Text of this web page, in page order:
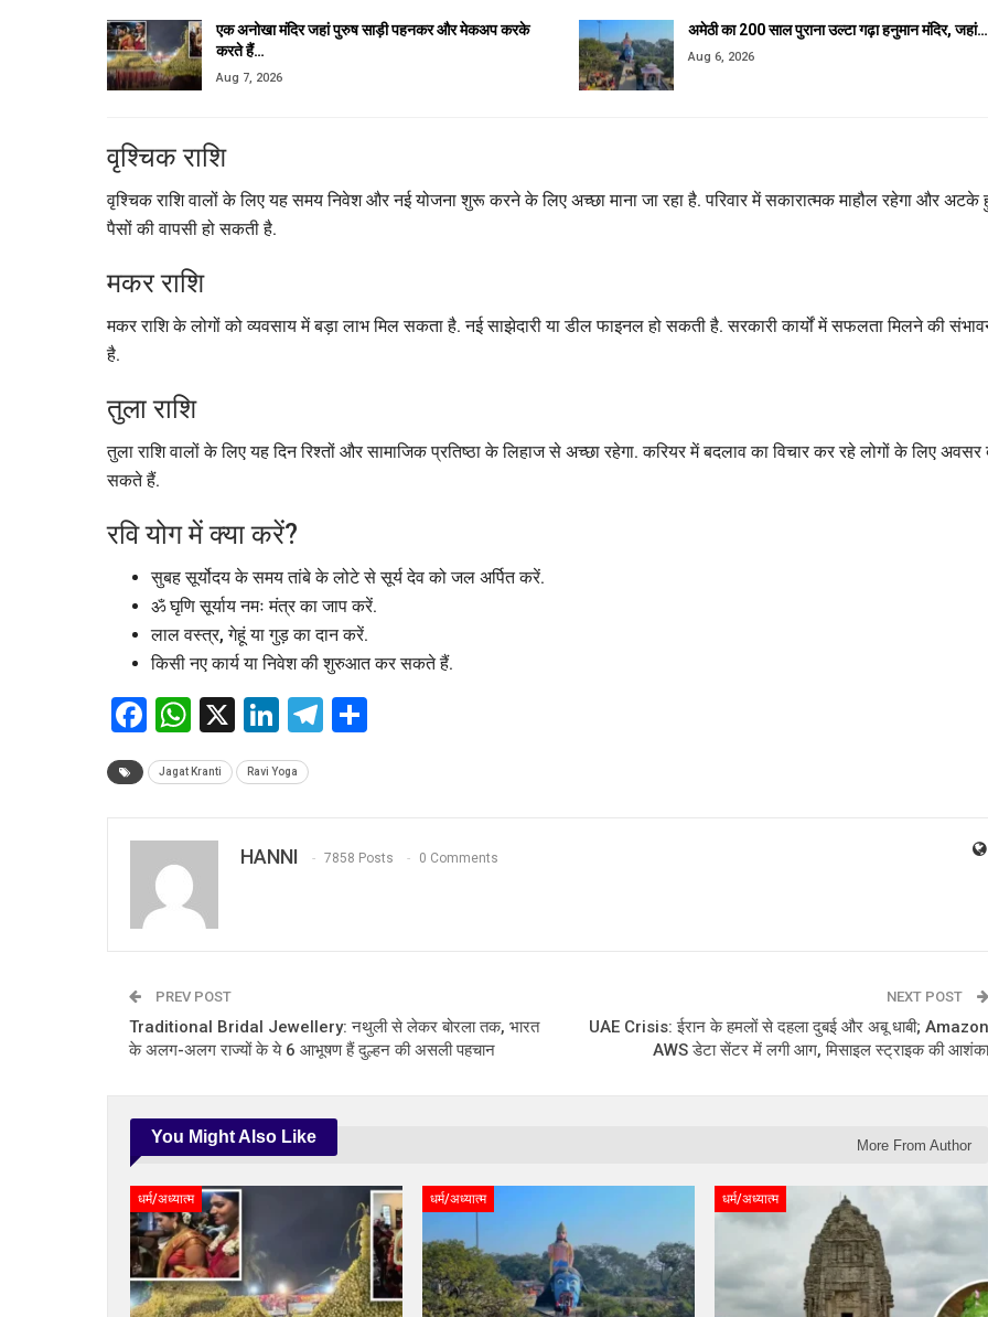
एक अनोखा मंदिर जहां पुरुष साड़ी पहनकर और मेकअप करके
करते हैं…
Aug 7, 2026
अमेठी का 200 साल पुराना उल्टा गढ़ा हनुमान मंदिर, जहां…
Aug 6, 2026
वृश्चिक राशि
वृश्चिक राशि वालों के लिए यह समय निवेश और नई योजना शुरू करने के लिए अच्छा माना जा रहा है. परिवार में सकारात्मक माहौल रहेगा और अटके
पैसों की वापसी हो सकती है.
मकर राशि
मकर राशि के लोगों को व्यवसाय में बड़ा लाभ मिल सकता है. नई साझेदारी या डील फाइनल हो सकती है. सरकारी कार्यों में सफलता मिलने की
है.
तुला राशि
तुला राशि वालों के लिए यह दिन रिश्तों और सामाजिक प्रतिष्ठा के लिहाज से अच्छा रहेगा. करियर में बदलाव का विचार कर रहे लोगों के लिए अवसर
सकते हैं.
रवि योग में क्या करें?
सुबह सूर्योदय के समय तांबे के लोटे से सूर्य देव को जल अर्पित करें.
ॐ घृणि सूर्याय नमः मंत्र का जाप करें.
लाल वस्त्र, गेहूं या गुड़ का दान करें.
किसी नए कार्य या निवेश की शुरुआत कर सकते हैं.
Facebook
WhatsApp
X LinkedIn
Telegram
Jagat Kranti Ravi Yoga
HANNI 7858 Posts 0 Comments
PREV POST
Traditional Bridal Jewellery: नथुली से लेकर बोरला तक, भारत
के अलग-अलग राज्यों के ये 6 आभूषण हैं दुल्हन की असली पहचान
NEXT POST
UAE Crisis: ईरान के हमलों से दहला दुबई और अबू धाबी; Amazon
AWS डेटा सेंटर में लगी आग, मिसाइल स्ट्राइक की आशंका
You Might Also Like More From Author
धर्म/अध्यात्म धर्म/अध्यात्म धर्म/अध्यात्म